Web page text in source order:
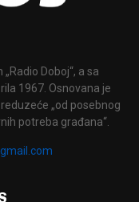
Doboj“, a sa
1967. Osnovana je
„od posebnog
potreba građana“.